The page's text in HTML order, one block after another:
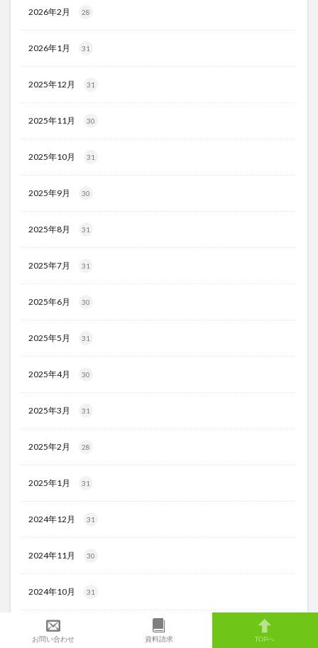
2026年2月 28
2026年1月 31
2025年12月 31
2025年11月 30
2025年10月 31
2025年9月 30
2025年8月 31
2025年7月 31
2025年6月 30
2025年5月 31
2025年4月 30
2025年3月 31
2025年2月 28
2025年1月 31
2024年12月 31
2024年11月 30
2024年10月 31
2024年9月
お問い合わせ
資料請求 TOPへ